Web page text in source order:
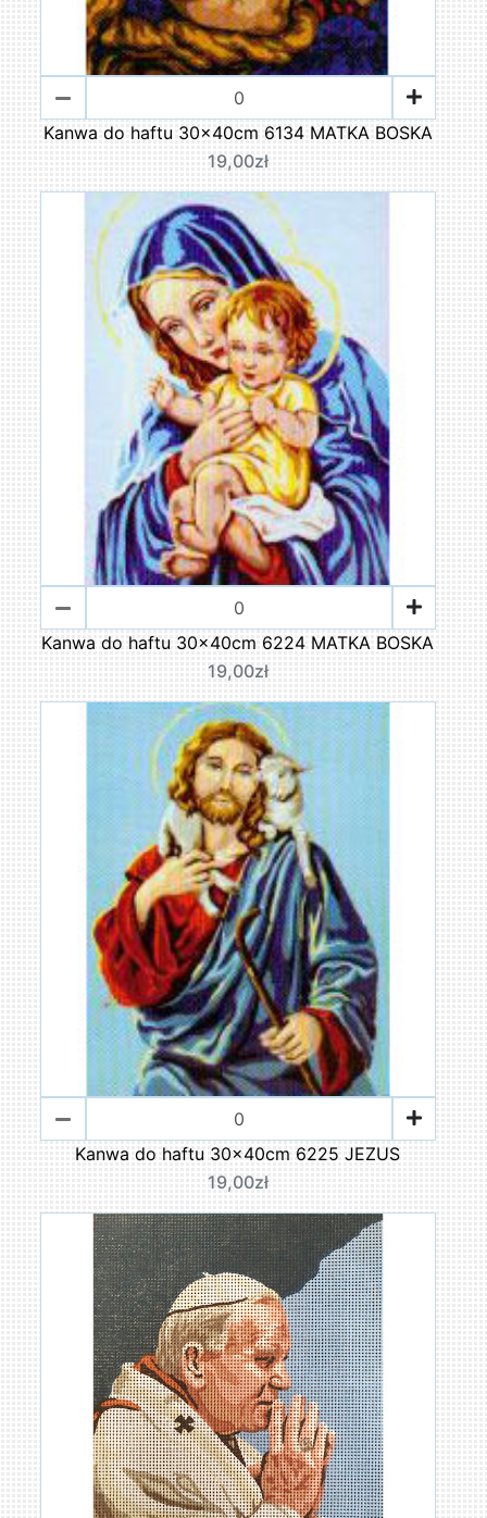
Kanwa do haftu 30x40cm 6134 MATKA BOSKA
19,00zł
Kanwa do haftu 30x40cm 6224 MATKA BOSKA
19,00zł
Kanwa do haftu 30x40cm 6225 JEZUS
19,00zł